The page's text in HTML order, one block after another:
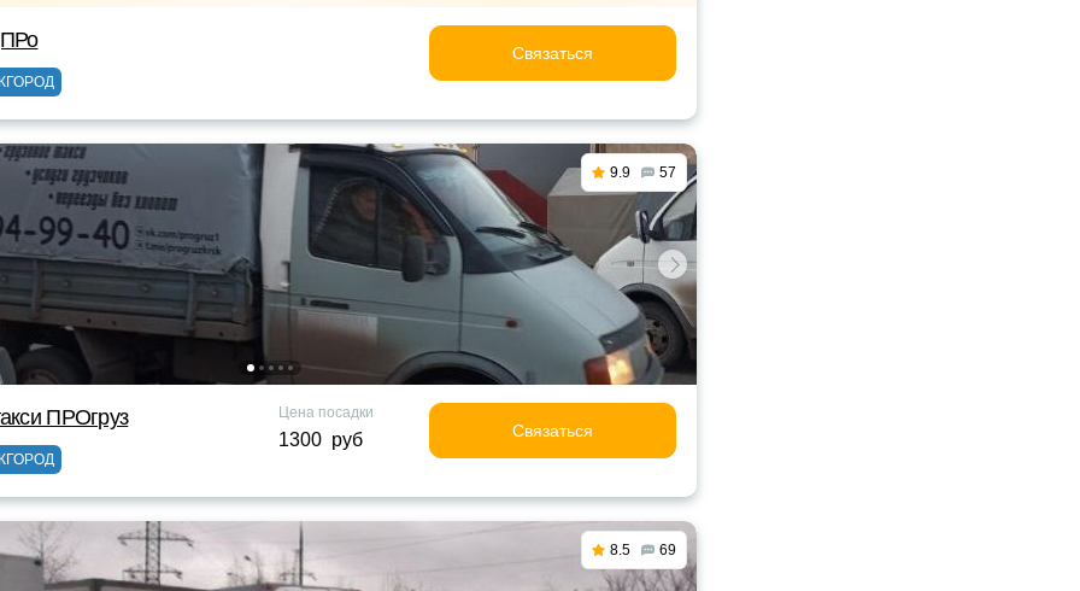
Связаться
9.9 57
ПРОгруз Цена посадки
1300 руб Связаться
8.5 69